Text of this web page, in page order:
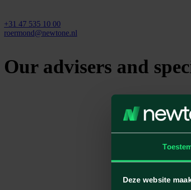
Deze website
+31 47 535 10 00
roermond@newtone.nl
Our advisers and